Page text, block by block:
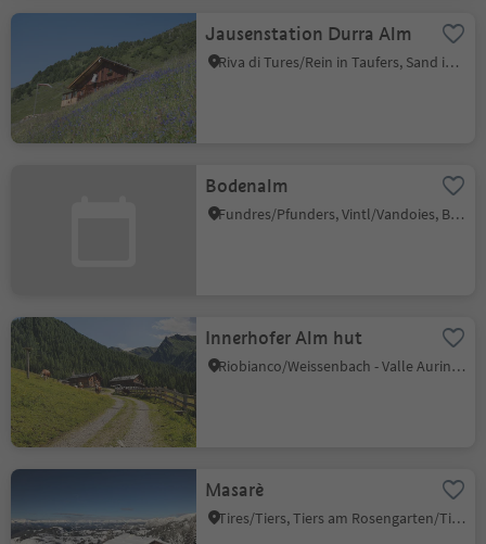
Jausenstation Durra Alm
Riva di Tures/Rein in Taufers, Sand in Taufers/Campo Tures, Ahrntal/Valle Aurina
Bodenalm
Fundres/Pfunders, Vintl/Vandoies, Brixen/Bressanone and environs
Innerhofer Alm hut
Riobianco/Weissenbach - Valle Aurina/Ahrntal, Ahrntal/Valle Aurina, Ahrntal/Valle Aurina
Masarè
Tires/Tiers, Tiers am Rosengarten/Tires al Catinaccio, Dolomites Region Seiser Alm